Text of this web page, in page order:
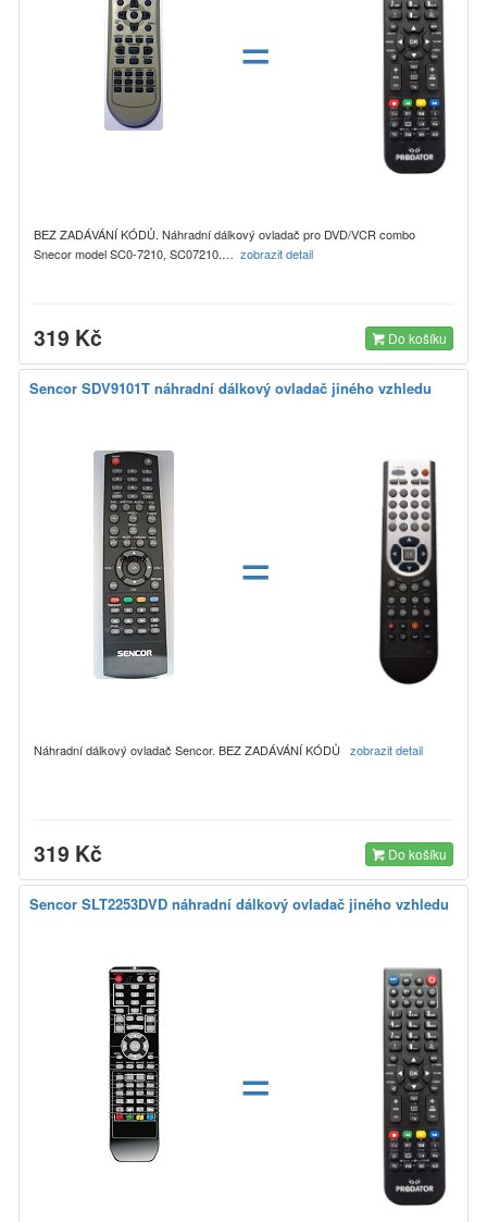
=
BEZ ZADÁVÁNÍ KÓDŮ. Náhradní dálkový ovladač pro DVD/VCR combo
Snecor model SC0-7210, SC07210.… zobrazit detail
319 Kč Do košíku
Sencor SDV9101T náhradní dálkový ovladač jiného vzhledu
=
Náhradní dálkový ovladač Sencor. BEZ ZADÁVÁNÍ KÓDŮ zobrazit detail
319 Kč Do košíku
Sencor SLT2253DVD náhradní dálkový ovladač jiného vzhledu
=